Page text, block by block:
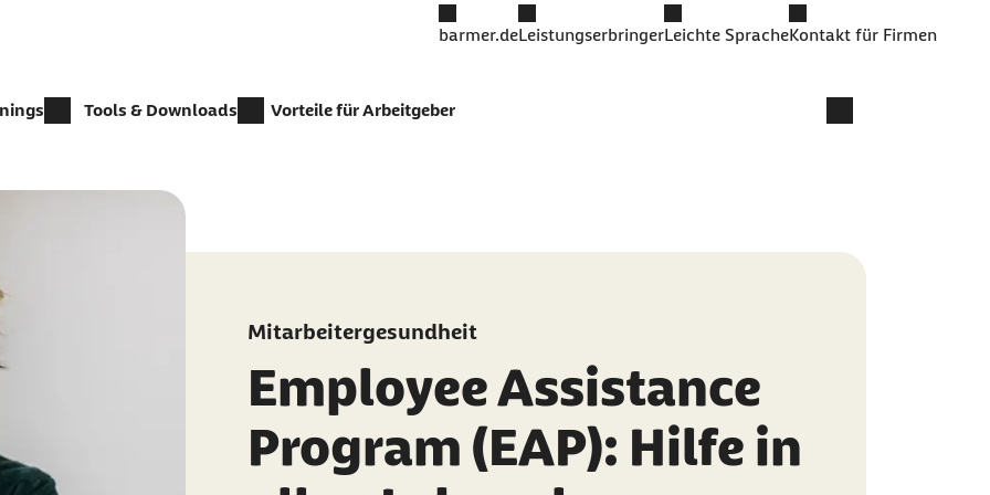
barmer.deLeistungserbringerLeichte SpracheKontakt für Firmen
Tools & Downloads Vorteile für Arbeitgeber
Mitarbeitergesundheit
Employee Assistance
Program (EAP): Hilfe in